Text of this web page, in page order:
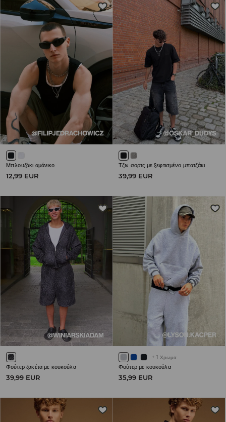
Μπλουζάκι αμάνικο
12,99 EUR
Τζιν σορτς με ξεφτισμένο μπατζάκι
39,99 EUR
Φούτερ ζακέτα με κουκούλα
39,99 EUR
+ 1 Χρωμα
Φούτερ με κουκούλα
35,99 EUR